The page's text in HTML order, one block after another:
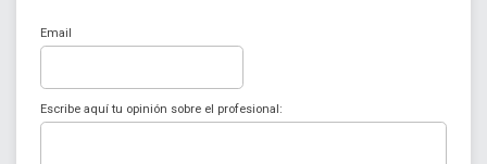
Email
Escribe aquí tu opinión sobre el profesional: